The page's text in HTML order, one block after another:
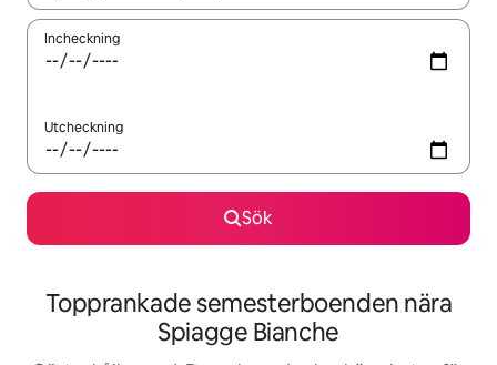
Incheckning
Utcheckning
Sök
Topprankade semesterboenden nära
Spiagge Bianche